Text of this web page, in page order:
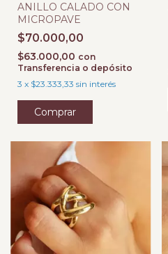
ANILLO CALADO CON
MICROPAVE
$70.000,00
$63.000,00 con
Transferencia o depósito
3 x $23.333,33 sin interés
Comprar